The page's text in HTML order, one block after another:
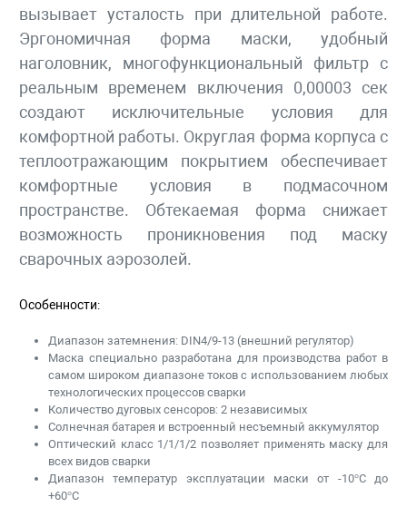
вызывает усталость при длительной работе.
Эргономичная форма маски, удобный
наголовник, многофункциональный фильтр с
реальным временем включения 0,00003 сек
создают исключительные условия для
комфортной работы. Округлая форма корпуса с
теплоотражающим покрытием обеспечивает
комфортные условия в подмасочном
пространстве. Обтекаемая форма снижает
возможность проникновения под маску
сварочных аэрозолей.
Особенности:
Диапазон затемнения: DIN4/9-13 (внешний регулятор)
Маска специально разработана для производства работ в
самом широком диапазоне токов с использованием любых
технологических процессов сварки
Количество дуговых сенсоров: 2 независимых
Солнечная батарея и встроенный несъемный аккумулятор
Оптический класс 1/1/1/2 позволяет применять маску для
всех видов сварки
Диапазон температур эксплуатации маски от -10°С до
+60°С